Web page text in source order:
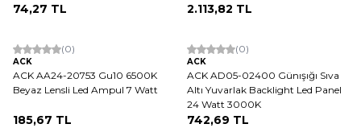
74,27 TL 2.113,82 TL
(0)
ACK
ACK AA24-20753 Gu10 6500K
Beyaz Lensli Led Ampul 7 Watt
185,67 TL
(0)
ACK
ACK AD05-02400 Günışığı Sıva
Altı Yuvarlak Backlight Led Panel
24 Watt 3000K
742,69 TL